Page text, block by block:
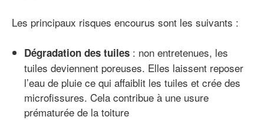
Les principaux risques encourus sont les suivants :
Dégradation des tuiles : non entretenues, les
tuiles deviennent poreuses. Elles laissent reposer
l’eau de pluie ce qui affaiblit les tuiles et crée des
microfissures. Cela contribue à une usure
prématurée de la toiture